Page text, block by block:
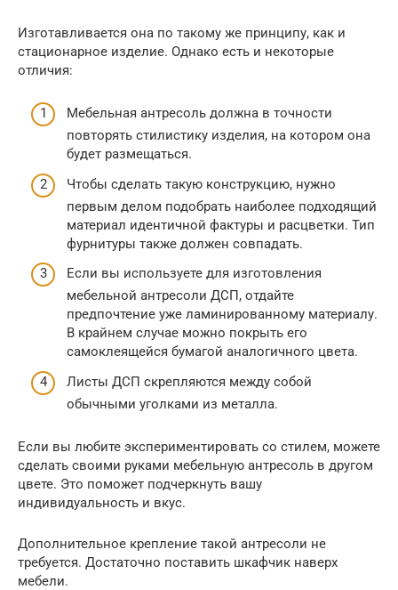
Изготавливается она по такому же принципу, как и
стационарное изделие. Однако есть и некоторые
отличия:
Мебельная антресоль должна в точности
повторять стилистику изделия, на котором она
будет размещаться.
Чтобы сделать такую конструкцию, нужно
первым делом подобрать наиболее подходящий
материал идентичной фактуры и расцветки. Тип
фурнитуры также должен совпадать.
Если вы используете для изготовления
мебельной антресоли ДСП, отдайте
предпочтение уже ламинированному материалу.
В крайнем случае можно покрыть его
самоклеящейся бумагой аналогичного цвета.
Листы ДСП скрепляются между собой
обычными уголками из металла.
Если вы любите экспериментировать со стилем, можете
сделать своими руками мебельную антресоль в другом
цвете. Это поможет подчеркнуть вашу
индивидуальность и вкус.
Дополнительное крепление такой антресоли не
требуется. Достаточно поставить шкафчик наверх
мебели.